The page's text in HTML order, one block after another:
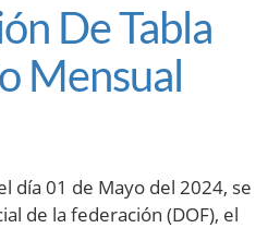
De Tabla
Mensual
día 01 de Mayo del 2024, se
de la federación (DOF), el